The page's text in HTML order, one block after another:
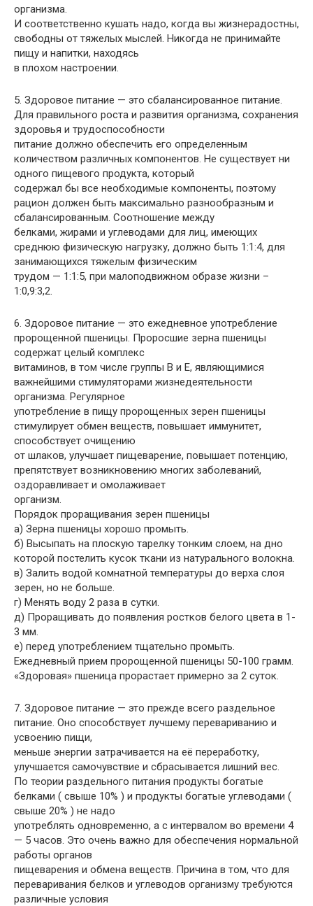
организма.
И соответственно кушать надо, когда вы жизнерадостны,
свободны от тяжелых мыслей. Никогда не принимайте
пищу и напитки, находясь
в плохом настроении.
5. Здоровое питание — это сбалансированное питание.
Для правильного роста и развития организма, сохранения
здоровья и трудоспособности
питание должно обеспечить его определенным
количеством различных компонентов. Не существует ни
одного пищевого продукта, который
содержал бы все необходимые компоненты, поэтому
рацион должен быть максимально разнообразным и
сбалансированным. Соотношение между
белками, жирами и углеводами для лиц, имеющих
среднюю физическую нагрузку, должно быть 1:1:4, для
занимающихся тяжелым физическим
трудом — 1:1:5, при малоподвижном образе жизни –
1:0,9:3,2.
6. Здоровое питание — это ежедневное употребление
пророщенной пшеницы. Проросшие зерна пшеницы
содержат целый комплекс
витаминов, в том числе группы В и Е, являющимися
важнейшими стимуляторами жизнедеятельности
организма. Регулярное
употребление в пищу пророщенных зерен пшеницы
стимулирует обмен веществ, повышает иммунитет,
способствует очищению
от шлаков, улучшает пищеварение, повышает потенцию,
препятствует возникновению многих заболеваний,
оздоравливает и омолаживает
организм.
Порядок проращивания зерен пшеницы
а) Зерна пшеницы хорошо промыть.
б) Высыпать на плоскую тарелку тонким слоем, на дно
которой постелить кусок ткани из натурального волокна.
в) Залить водой комнатной температуры до верха слоя
зерен, но не больше.
г) Менять воду 2 раза в сутки.
д) Проращивать до появления ростков белого цвета в 1-
3 мм.
е) перед употреблением тщательно промыть.
Ежедневный прием пророщенной пшеницы 50-100 грамм.
«Здоровая» пшеница прорастает примерно за 2 суток.
7. Здоровое питание — это прежде всего раздельное
питание. Оно способствует лучшему перевариванию и
усвоению пищи,
меньше энергии затрачивается на её переработку,
улучшается самочувствие и сбрасывается лишний вес.
По теории раздельного питания продукты богатые
белками ( свыше 10% ) и продукты богатые углеводами (
свыше 20% ) не надо
употреблять одновременно, а с интервалом во времени 4
— 5 часов. Это очень важно для обеспечения нормальной
работы органов
пищеварения и обмена веществ. Причина в том, что для
переваривания белков и углеводов организму требуются
различные условия